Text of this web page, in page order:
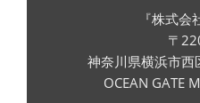
『株式会
〒
神奈川県横浜市西
OCEAN GATE